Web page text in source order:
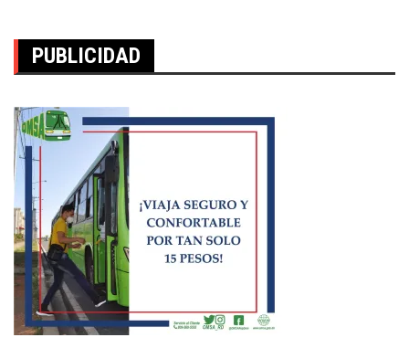
PUBLICIDAD